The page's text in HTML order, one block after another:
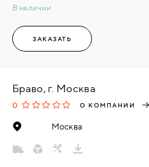
В наличии
ЗАКАЗАТЬ
Браво, г. Москва
0 О КОМПАНИИ
Москва